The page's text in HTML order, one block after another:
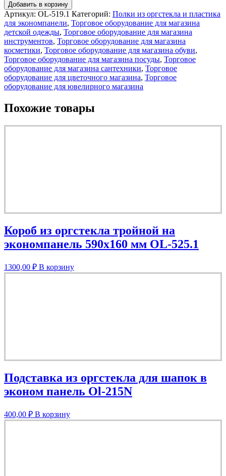
Добавить в корзину
Артикул: OL-519.1 Категорий: Полки из оргстекла и пластика
для экономпанели, Торговое оборудование для магазина
детской одежды, Торговое оборудование для магазина
инструментов, Торговое оборудование для магазина
косметики, Торговое оборудование для магазина обуви,
Торговое оборудование для магазина посуды, Торговое
оборудование для магазина сантехники, Торговое
оборудование для цветочного магазина, Торговое
оборудование для ювелирного магазина
Похожие товары
Короб из оргстекла тройной на
экономпанель 590х160 мм OL-525.1
1300,00 ₽ В корзину
Подставка из оргстекла для шапок в
эконом панель Ol-215N
400,00 ₽ В корзину